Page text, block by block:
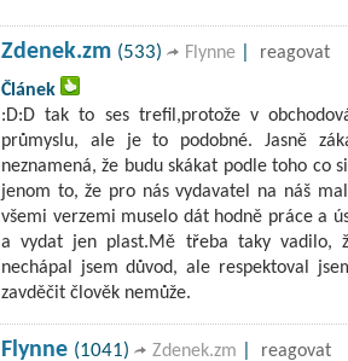
Zdenek.zm (533) Flynne
reagovat
Článek
:D:D tak to ses trefil,protože v
průmyslu, ale je to podobné. Jasně
neznamená, že budu skákat podle toho co
jenom to, že pro nás vydavatel na náš
všemi verzemi muselo dát hodně práce a
a vydat jen plast.Mě třeba taky vadilo,
nechápal jsem důvod, ale respektoval
zavděčit člověk nemůže.
Flynne (1041) Zdenek.zm reagovat